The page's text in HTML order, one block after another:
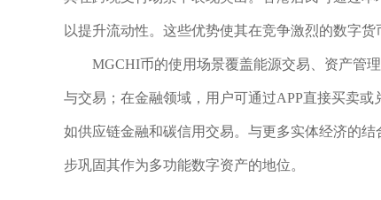
以提升流动性。这些优势使其在竞争激烈的数字货
MGCHI币的使用场景覆盖能源交易、资产管
与交易；在金融领域，用户可通过APP直接买卖
如供应链金融和碳信用交易。与更多实体经济的
步巩固其作为多功能数字资产的地位。